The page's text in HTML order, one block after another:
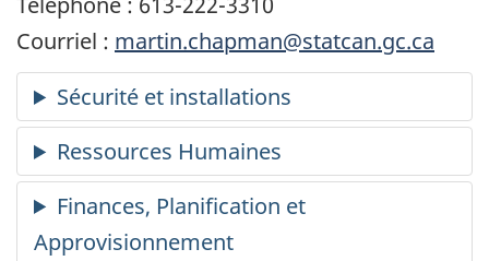
Courriel : martin.chapman@statcan.gc.ca